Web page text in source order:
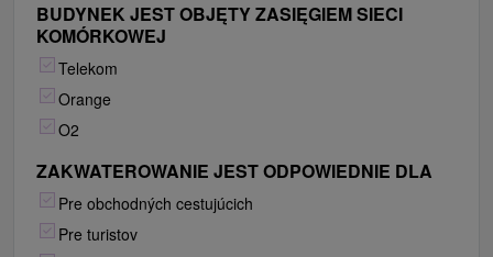
BUDYNEK JEST OBJĘTY ZASIĘGIEM SIECI
KOMÓRKOWEJ
Telekom
Orange
O2
ZAKWATEROWANIE JEST ODPOWIEDNIE DLA
Pre obchodných cestujúcich
Pre turistov